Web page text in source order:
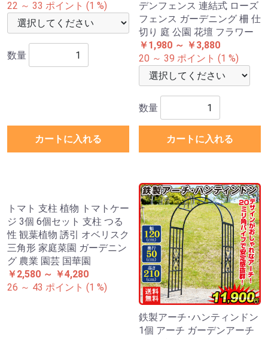
関 門 フラワー つるバラ 薔
￥3,980
40 ポイント (1 %)
カートに入れる
関 門 フラワー つるバラ 薔
薇
￥19,800
198 ポイント (1 %)
カートに入れる
ブロック調ガーデンフェン
ス・ロッシュ フェンス ガー
デンフェンス 連結式 ローズ